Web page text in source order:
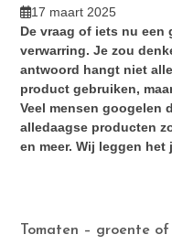
17 maart 2025
De vraag of iets nu
verwarring. Je zou
antwoord hangt niet
product gebruiken,
Veel mensen googelen
alledaagse producten
en meer. Wij leggen het
Tomaten – groente